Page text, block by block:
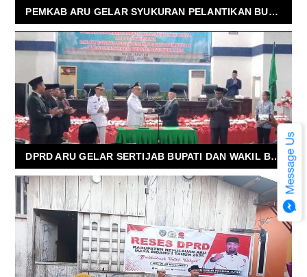
PEMKAB ARU GELAR SYUKURAN PELANTIKAN BUPATI DAN WAKIL BUPATI SEKALIGUS BUKA PUASA BERSAMA
DPRD ARU GELAR SERTIJAB BUPATI DAN WAKIL BUPATI